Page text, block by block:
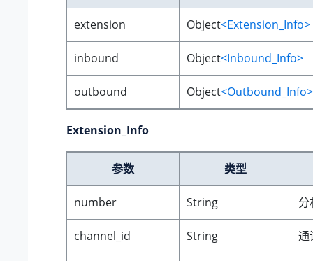
extension Object<Extension_Info>
inbound Object<Inbound_Info>
outbound Object<Outbound_Info>
Extension_Info
参数 类型
number String 分
channel_id String 通